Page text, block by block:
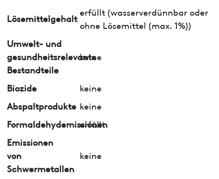
Lösemittelgehalt
erfüllt (wasserverdünnbar oder
ohne Lösemittel (max. 1%))
Umwelt- und
gesundheitsrelevante
Bestandteile
keine
Biozide
keine
Abspaltprodukte keine
Formaldehydemissionen
erfüllt
Emissionen
von
Schwermetallen
keine